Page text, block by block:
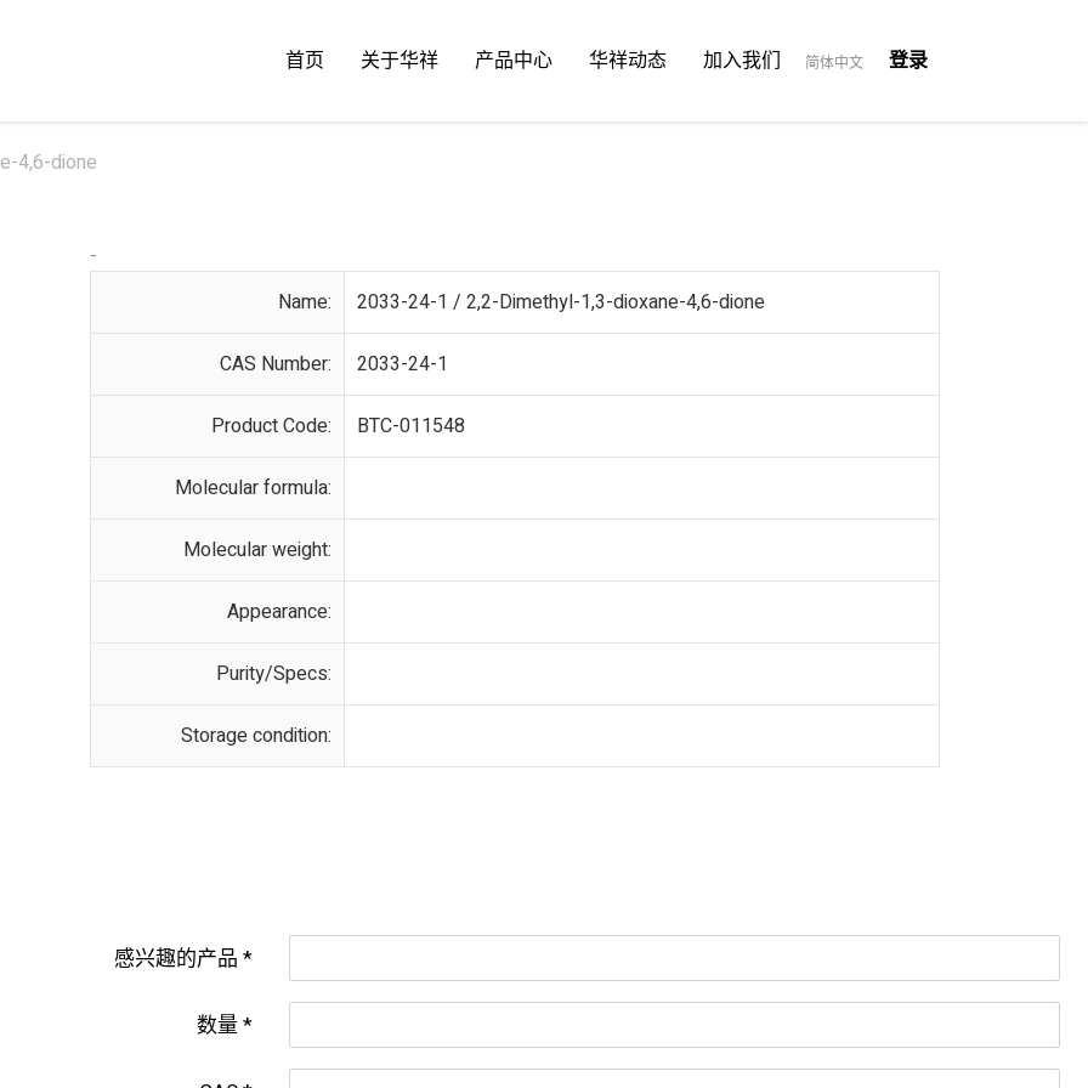
首页 关于华祥 产品中心 华祥动态 加入我们 简体中文 登录
4,6-dione
-
Name:
2033-24-1 / 2,2-Dimethyl-1,3-dioxane-4,6-dione
CAS Number: 2033-24-1
Product Code: BTC-011548
Molecular formula:
Molecular weight:
Appearance:
Purity/Specs:
Storage condition:
感兴趣的产品
数量